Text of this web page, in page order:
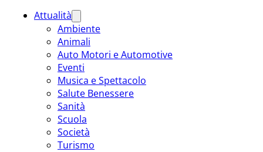
Attualità
Ambiente
Animali
Auto Motori e Automotive
Eventi
Musica e Spettacolo
Salute Benessere
Sanità
Scuola
Società
Turismo